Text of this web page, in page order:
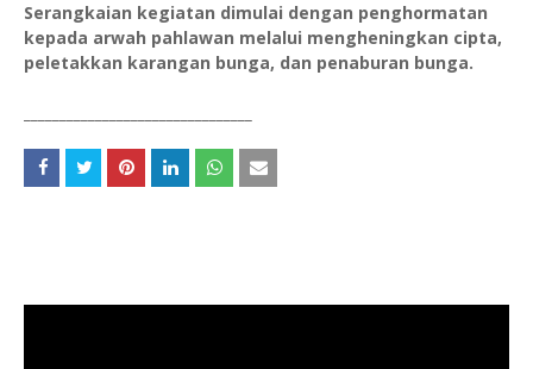
Serangkaian kegiatan dimulai dengan penghormatan
kepada arwah pahlawan melalui mengheningkan cipta,
peletakkan karangan bunga, dan penaburan bunga.